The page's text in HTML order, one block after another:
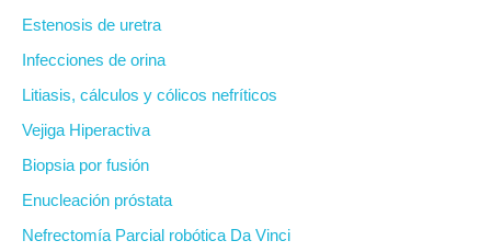
Estenosis de uretra
Infecciones de orina
Litiasis, cálculos y cólicos nefríticos
Vejiga Hiperactiva
Biopsia por fusión
Enucleación próstata
Nefrectomía Parcial robótica Da Vinci